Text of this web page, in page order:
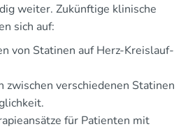
weiter. Zukünftige klinische
sich auf:
von Statinen auf Herz-Kreislauf-
zwischen verschiedenen Statinen
für Patienten mit